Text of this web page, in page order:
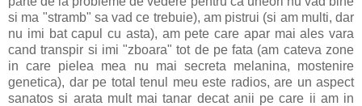
si ma "stramb" sa vad ce trebuie), am pistrui (si am multi, dar
nu imi bat capul cu asta), am pete care apar mai ales vara
cand transpir si imi "zboara" tot de pe fata (am cateva zone
in care pielea mea nu mai secreta melanina, mostenire
genetica), dar pe total tenul meu este radios, are un aspect
sanatos si arata mult mai tanar decat anii pe care ii am in